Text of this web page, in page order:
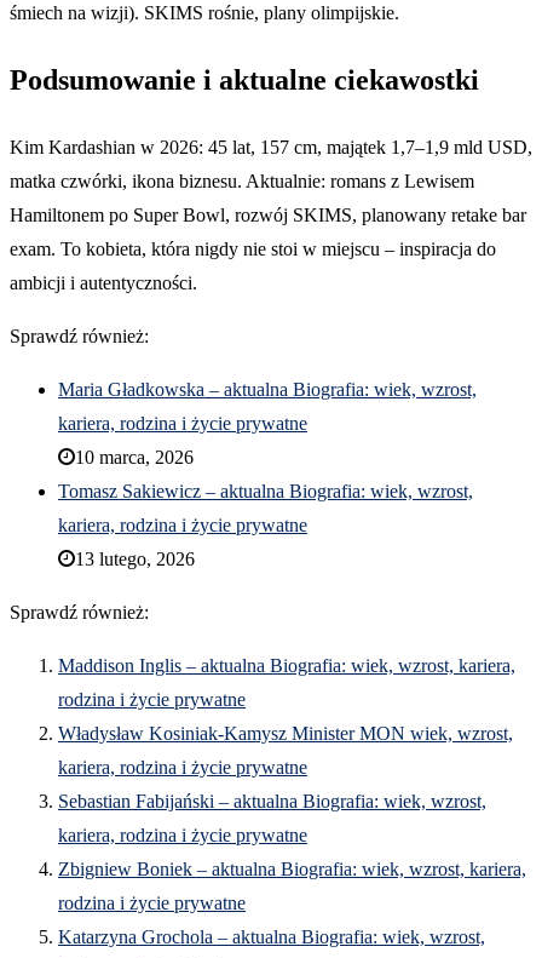
śmiech na wizji). SKIMS rośnie, plany olimpijskie.
Podsumowanie i aktualne ciekawostki
Kim Kardashian w 2026: 45 lat, 157 cm, majątek 1,7–1,9 mld USD,
matka czwórki, ikona biznesu. Aktualnie: romans z Lewisem
Hamiltonem po Super Bowl, rozwój SKIMS, planowany retake bar
exam. To kobieta, która nigdy nie stoi w miejscu – inspiracja do
ambicji i autentyczności.
Sprawdź również:
Maria Gładkowska – aktualna Biografia: wiek, wzrost,
kariera, rodzina i życie prywatne
10 marca, 2026
Tomasz Sakiewicz – aktualna Biografia: wiek, wzrost,
kariera, rodzina i życie prywatne
13 lutego, 2026
Sprawdź również:
Maddison Inglis – aktualna Biografia: wiek, wzrost, kariera,
rodzina i życie prywatne
Władysław Kosiniak-Kamysz Minister MON wiek, wzrost,
kariera, rodzina i życie prywatne
Sebastian Fabijański – aktualna Biografia: wiek, wzrost,
kariera, rodzina i życie prywatne
Zbigniew Boniek – aktualna Biografia: wiek, wzrost, kariera,
rodzina i życie prywatne
Katarzyna Grochola – aktualna Biografia: wiek, wzrost,